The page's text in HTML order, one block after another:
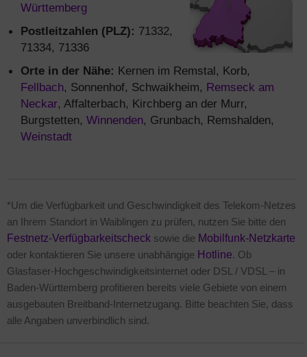
Württemberg
Postleitzahlen (PLZ): 71332,
71334, 71336
Orte in der Nähe: Kernen im Remstal, Korb,
Fellbach, Sonnenhof, Schwaikheim, Remseck am
Neckar, Affalterbach, Kirchberg an der Murr,
Burgstetten, Winnenden, Grunbach, Remshalden,
Weinstadt
*Um die Verfügbarkeit und Geschwindigkeit des Telekom-Netzes
an Ihrem Standort in Waiblingen zu prüfen, nutzen Sie bitte den
Festnetz-Verfügbarkeitscheck sowie die Mobilfunk-Netzkarte
oder kontaktieren Sie unsere unabhängige Hotline. Ob
Glasfaser-Hochgeschwindigkeitsinternet oder DSL / VDSL – in
Baden-Württemberg profitieren bereits viele Gebiete von einem
ausgebauten Breitband-Internetzugang. Bitte beachten Sie, dass
alle Angaben unverbindlich sind.